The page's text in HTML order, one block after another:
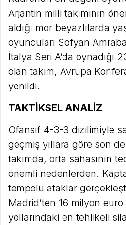
Arjantin milli takımının
aldığı mor beyazlılarda
oyuncuları Sofyan
İtalya Seri A’da
olan takım, Avrupa
yenildi.
TAKTİKSEL ANALİZ
Ofansif 4-3-3 dizilimiyle
geçmiş yıllara göre son
takımda, orta sahasının
önemli nedenlerden.
tempolu ataklar
Madrid’ten 16 milyon
yollarındaki en tehlikeli